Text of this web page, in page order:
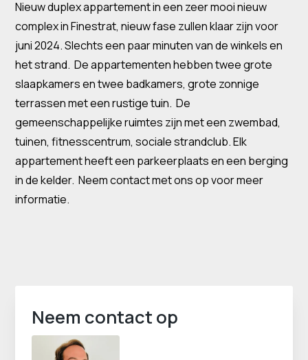
Nieuw duplex appartement in een zeer mooi nieuw
complex in Finestrat, nieuw fase zullen klaar zijn voor
juni 2024. Slechts een paar minuten van de winkels en
het strand. De appartementen hebben twee grote
slaapkamers en twee badkamers, grote zonnige
terrassen met een rustige tuin. De
gemeenschappelijke ruimtes zijn met een zwembad,
tuinen, fitnesscentrum, sociale strandclub. Elk
appartement heeft een parkeerplaats en een berging
in de kelder. Neem contact met ons op voor meer
informatie.
Neem contact op